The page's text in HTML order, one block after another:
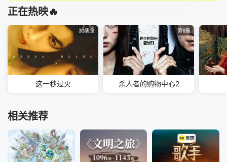
正在热映🔥
33集全
这一秒过火
第6集
杀人者的购物中心2
相关推荐